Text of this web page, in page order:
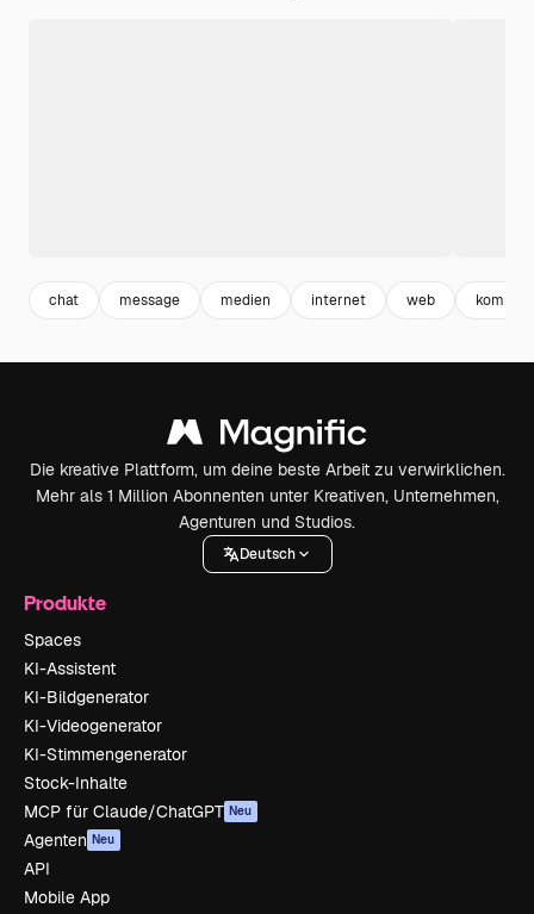
chat message medien internet web
Die kreative Plattform, um deine beste Arbeit zu verwirklichen.
Mehr als 1 Million Abonnenten unter Kreativen, Unternehmen,
Agenturen und Studios.
Deutsch
Produkte
Spaces
KI-Assistent
KI-Bildgenerator
KI-Videogenerator
KI-Stimmengenerator
Stock-Inhalte
MCP für Claude/ChatGPT Neu
Agenten Neu
API
Mobile App